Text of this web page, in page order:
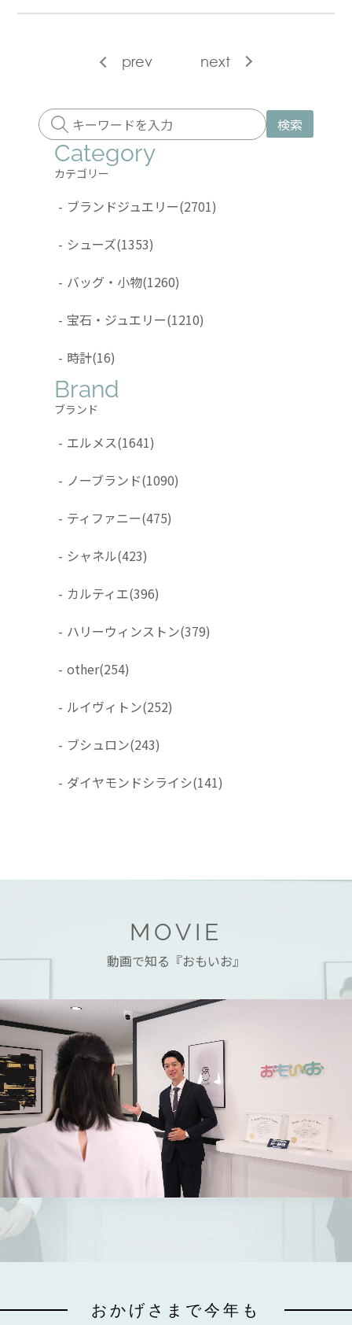
prev next
検索
Category
カテゴリー
- ブランドジュエリー(2701)
- シューズ(1353)
- バッグ・小物(1260)
- 宝石・ジュエリー(1210)
- 時計(16)
Brand
ブランド
- エルメス(1641)
- ノーブランド(1090)
- ティファニー(475)
- シャネル(423)
- カルティエ(396)
- ハリーウィンストン(379)
- other(254)
- ルイヴィトン(252)
- ブシュロン(243)
- ダイヤモンドシライシ(141)
MOVIE
動画で知る『おもいお』
おかげさまで今年も